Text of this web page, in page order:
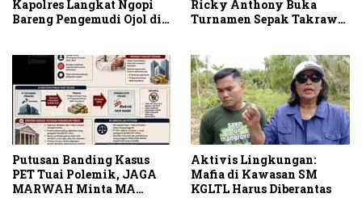
Kapolres Langkat Ngopi
Bareng Pengemudi Ojol di
Ricky Anthony Buka
Turnamen Sepak Takraw
Putusan Banding Kasus
PET Tuai Polemik, JAGA
MARWAH Minta MA
Aktivis Lingkungan:
Mafia di Kawasan SM
KGLTL Harus Diberantas